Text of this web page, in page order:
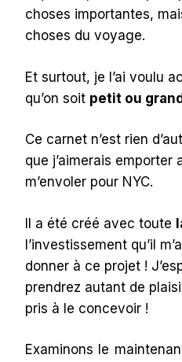
choses importantes,
choses du voyage.
Et surtout, je l’ai voulu
qu’on soit petit ou
Ce carnet n’est rien
que j’aimerais emporter
m’envoler pour NYC.
Il a été créé avec toute
l’investissement qu’il
donner à ce projet !
prendrez autant de
pris à le concevoir !
Examinons le